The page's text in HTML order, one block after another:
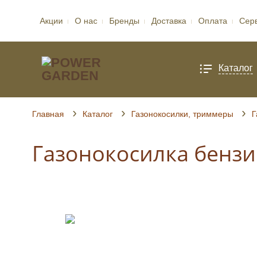
Акции О нас Бренды Доставка Оплата
Каталог
Главная Каталог Газонокосилки, триммеры
Газонокосилка